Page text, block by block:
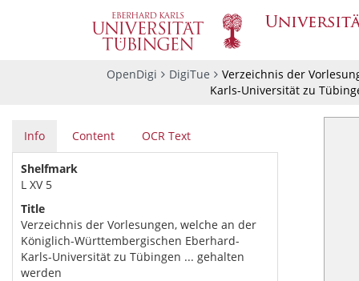
OpenDigi DigiTue
Verzeichnis der
Karls-Universität zu
Info Content OCR Text
Shelfmark
L XV 5
Title
Verzeichnis der Vorlesungen, welche an der
Königlich-Württembergischen Eberhard-
Karls-Universität zu Tübingen ... gehalten
werden